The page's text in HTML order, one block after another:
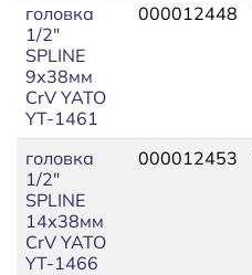
головка
1/2"
SPLINE
9х38мм
CrV YATO
YT-1461
000012448
головка
1/2"
SPLINE
14х38мм
CrV YATO
YT-1466
000012453